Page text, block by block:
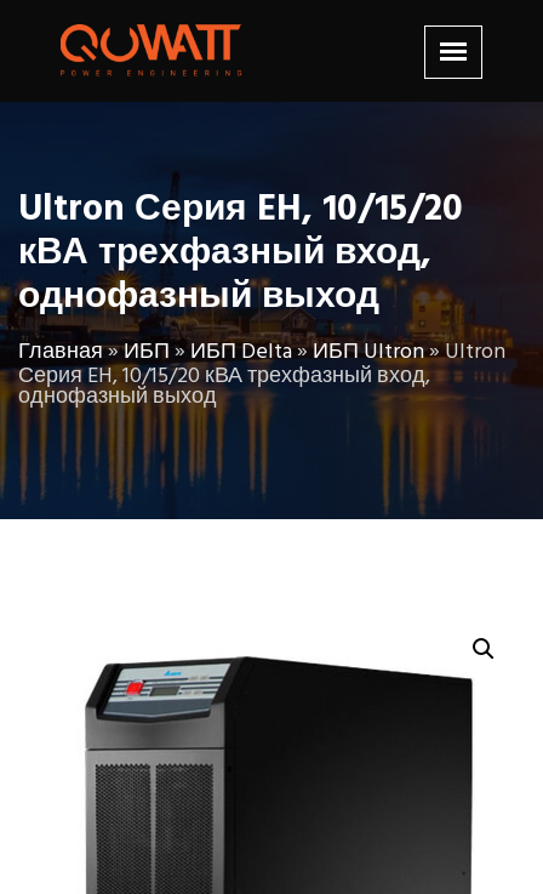
Ultron Серия EH, 10/15/20
кВА трехфазный вход,
однофазный выход
Главная»ИБП»ИБП Delta»ИБП Ultron»Ultron
Серия EH, 10/15/20 кВА трехфазный вход,
однофазный выход